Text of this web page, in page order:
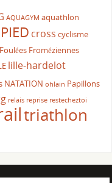
AQUAGYM aquathlon
cross cyclisme
Foulées Froméziennes
lille-hardelot
NATATION ohlain Papillons
relais reprise restecheztoi
triathlon